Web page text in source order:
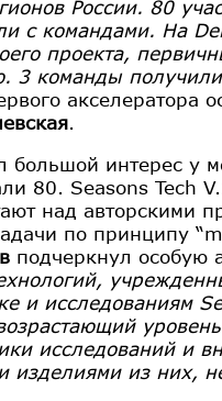
России. 80
с командами. На
проекта,
3 команды
акселератора
.
большой интерес у
80. Seasons Tech
над авторскими
по принципу
подчеркнул особую
и исследованиям
исследований и
изделиями из них,